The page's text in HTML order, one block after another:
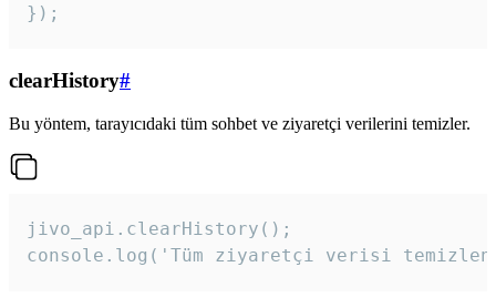
});
clearHistory#
Bu yöntem, tarayıcıdaki tüm sohbet ve ziyaretçi verilerini temizler.
jivo_api.clearHistory();
console.log('Tüm ziyaretçi verisi